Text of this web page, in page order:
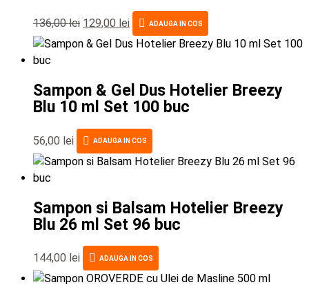
136,00lei 129,00 lei ADAUGA IN COS
Sampon & Gel Dus Hotelier Breezy
Blu 10 ml Set 100 buc
56,00 lei ADAUGA IN COS
Sampon si Balsam Hotelier Breezy
Blu 26 ml Set 96 buc
144,00 lei ADAUGA IN COS